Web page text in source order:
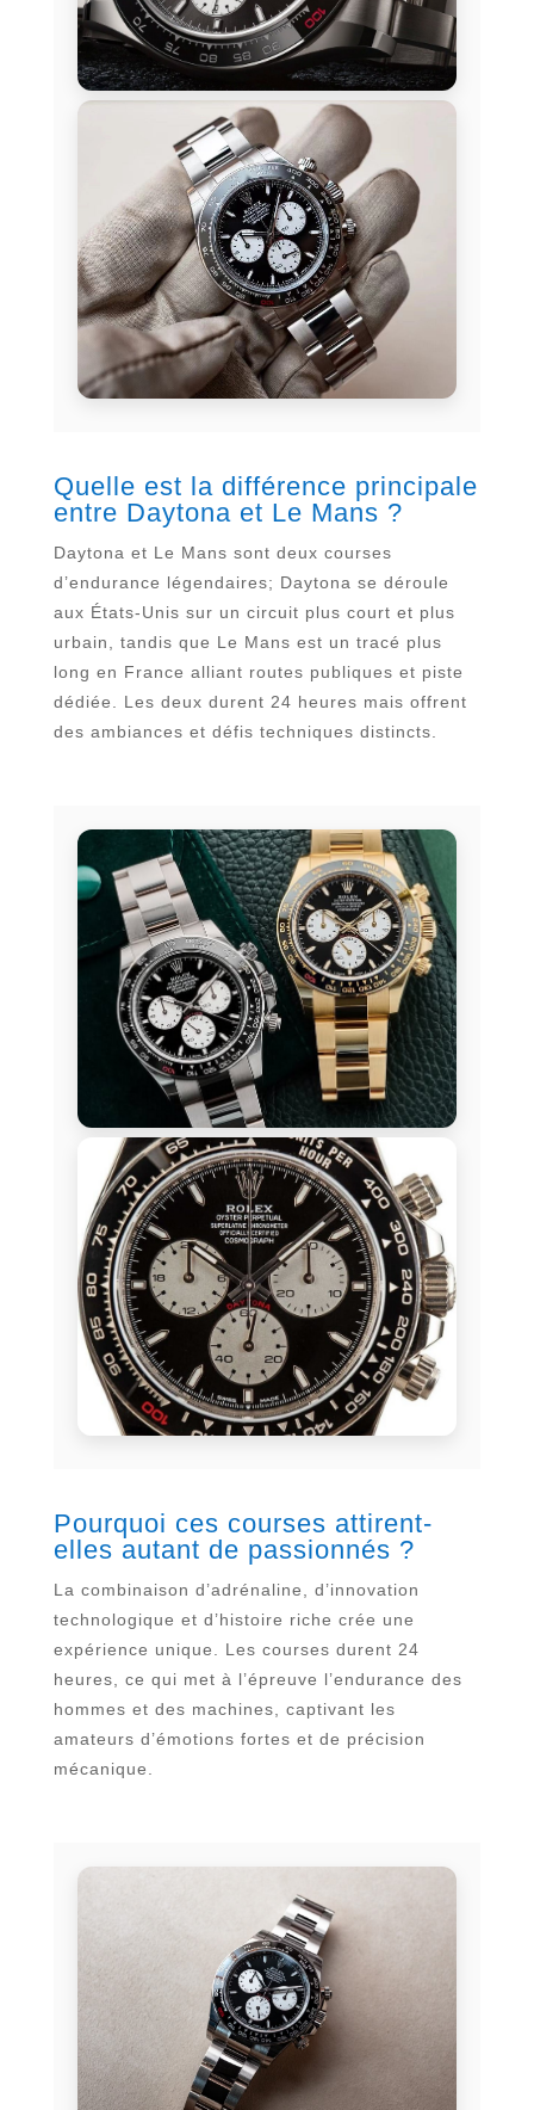
Quelle est la différence principale
entre Daytona et Le Mans ?
Daytona et Le Mans sont deux courses
d’endurance légendaires; Daytona se déroule
aux États-Unis sur un circuit plus court et plus
urbain, tandis que Le Mans est un tracé plus
long en France alliant routes publiques et piste
dédiée. Les deux durent 24 heures mais offrent
des ambiances et défis techniques distincts.
Pourquoi ces courses attirent-
elles autant de passionnés ?
La combinaison d’adrénaline, d’innovation
technologique et d’histoire riche crée une
expérience unique. Les courses durent 24
heures, ce qui met à l’épreuve l’endurance des
hommes et des machines, captivant les
amateurs d’émotions fortes et de précision
mécanique.